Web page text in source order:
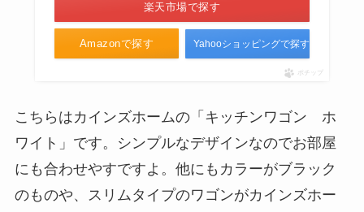
Amazonで探す
楽天市場で探す
Yahooショッピングで探す
ポチップ
こちらはカインズホームの「キッチンワゴン ホ
ワイト」です。シンプルなデザインなのでお部屋
にも合わせやすですよ。他にもカラーがブラック
のものや、スリムタイプのワゴンがカインズホー